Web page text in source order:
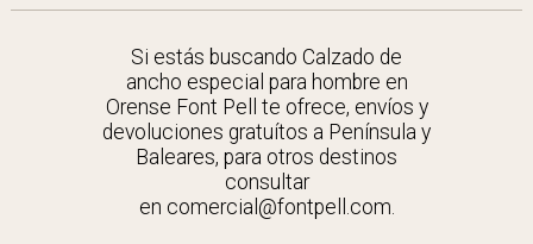
Si estás buscando Calzado de
ancho especial para hombre en
Orense Font Pell te ofrece, envíos y
devoluciones gratuítos a Península y
Baleares, para otros destinos
consultar
en comercial@fontpell.com.